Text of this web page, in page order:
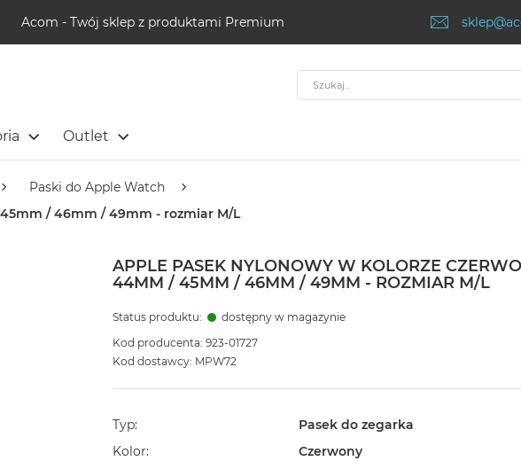
Acom - Twój sklep z produktami Premium
Outlet
Szukaj
Paski do Apple Watch
/ 46mm / 49mm - rozmiar M/L
APPLE PASEK NYLONOWY W KOLORZE
44MM / 45MM / 46MM / 49MM - ROZMIAR M/L
Status produktu:
dostępny w magazynie
Kod producenta: 923-01727
Kod dostawcy: MPW72
Typ
Pasek do zegarka
Kolor
Czerwony